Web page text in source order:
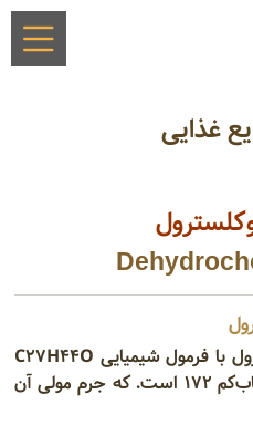
غذایی
ترکیب حدواسط در سنتز کلسترول با فرمول شیمیایی C۲۷H۴۴O
یک ترکیب شیمیایی با شناسه پاب‌کم ۱۷۲ است. که جرم مولی آن